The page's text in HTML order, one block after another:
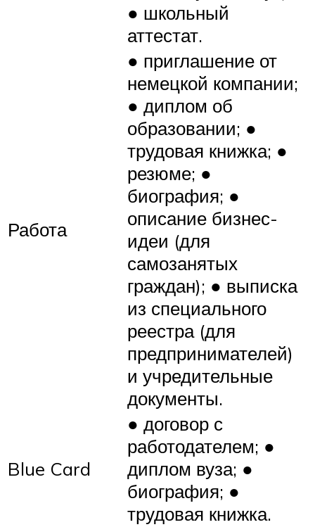
● школьный
аттестат.
Работа
● приглашение от
немецкой компании;
● диплом об
образовании; ●
трудовая книжка; ●
резюме; ●
биография; ●
описание бизнес-
идеи (для
самозанятых
граждан); ● выписка
из специального
реестра (для
предпринимателей)
и учредительные
документы.
Blue Card
● договор с
работодателем; ●
диплом вуза; ●
биография; ●
трудовая книжка.